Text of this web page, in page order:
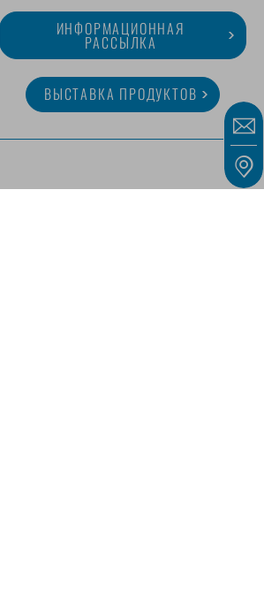
ИНФОРМАЦИОННАЯ
РАССЫЛКА
ВЫСТАВКА ПРОДУКТОВ